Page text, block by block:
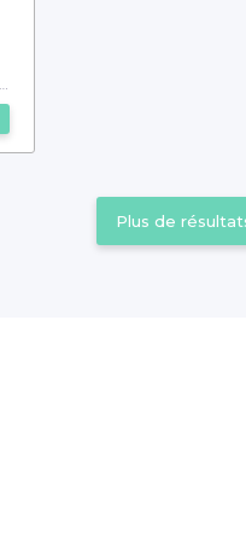
Plus de